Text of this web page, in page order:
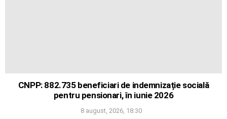
CNPP: 882.735 beneficiari de indemnizație socială
pentru pensionari, în iunie 2026
8 august, 2026, 18:30